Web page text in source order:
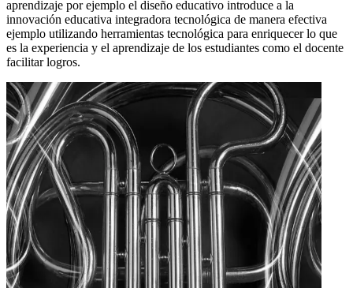
aprendizaje por ejemplo el diseño educativo introduce a la
innovación educativa integradora tecnológica de manera efectiva
ejemplo utilizando herramientas tecnológica para enriquecer lo que
es la experiencia y el aprendizaje de los estudiantes como el docente
facilitar logros.